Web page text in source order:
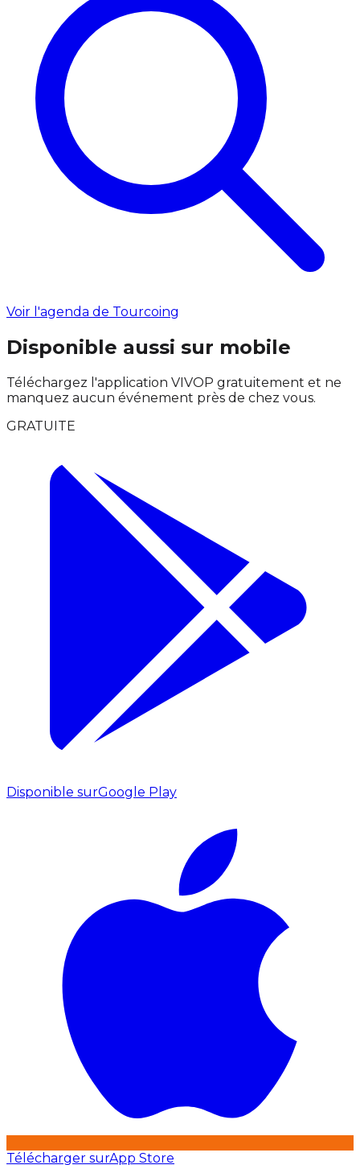
Voir l'agenda de Tourcoing
Disponible aussi sur mobile
Téléchargez l'application VIVOP gratuitement et ne
manquez aucun événement près de chez vous.
GRATUITE
Disponible surGoogle Play
Télécharger surApp Store